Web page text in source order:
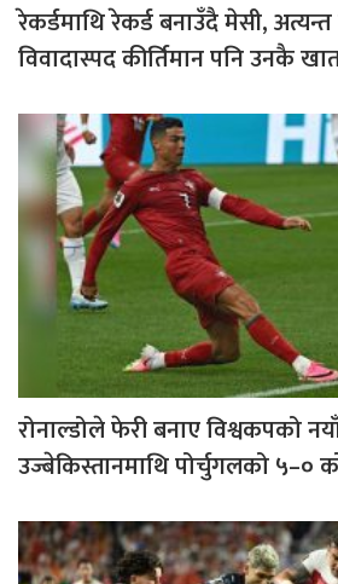
रेकर्डमाथि रेकर्ड बनाउँदै मेसी,
विवादास्पद कीर्तिमान पनि उनकै
रोनाल्डोले फेरी बनाए विश्वकपको
उज्बेकिस्तानमाथि पोर्चुगलको ५–०